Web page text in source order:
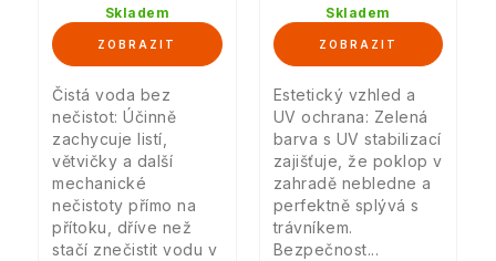
Skladem
Čistá voda bez
nečistot: Účinně
zachycuje listí,
větvičky a další
mechanické
nečistoty přímo na
přítoku, dříve než
stačí znečistit vodu v
Skladem
Estetický vzhled a
UV ochrana: Zelená
barva s UV stabilizací
zajišťuje, že poklop v
zahradě nebledne a
perfektně splývá s
trávníkem.
Bezpečnost...